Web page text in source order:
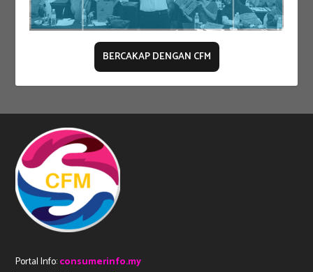
BERCAKAP DENGAN CFM
Portal Info:consumerinfo.my